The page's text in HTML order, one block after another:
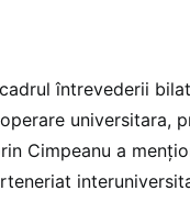
întrevederii
universitara,
Cimpeanu a